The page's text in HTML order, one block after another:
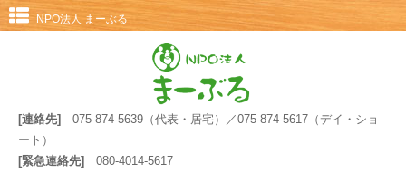
NPO法人 まーぶる
[連絡先]
075-874-5639（代表・居宅）／075-874-5617（デイ・ショ
ート）
[緊急連絡先]
080-4014-5617